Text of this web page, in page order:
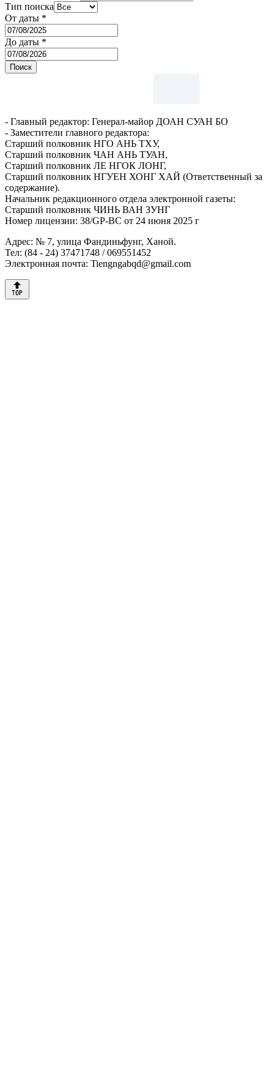
Тип поиска
От даты *
До даты *
Поиск
- Главный редактор: Генерал-майор ДОАН СУАН БО
- Заместители главного редактора:
Старший полковник НГО АНЬ TХУ,
Старший полковник ЧАН АНЬ ТУАН,
Старший полковник ЛЕ НГОК ЛОНГ,
Старший полковник НГУЕН ХОНГ ХАЙ (Ответственный за
содержание).
Начальник редакционного отдела электронной газеты:
Старший полковник ЧИНЬ ВАН ЗУНГ
Номер лицензии: 38/GP-BC от 24 июня 2025 г
Адрес: № 7, улица Фандиньфунг, Ханой.
Тел: (84 - 24) 37471748 / 069551452
Электронная почта: Tiengngabqd@gmail.com